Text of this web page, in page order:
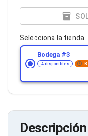
Accesorios para
Racks y Gabinetes
Charolas para Racks
Cableado
Cables KVM
Enfriamiento para
Soportes y Paneles
Servidores
Soportes de Datos
Ultrium
Selecciona la tienda
Bodega #3
4 disponibles